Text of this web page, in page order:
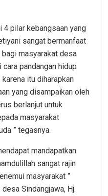
4 pilar kebangsaan yang
sangat bermanfaat
masyarakat desa
pandangan hidup
itu diharapkan
yang disampaikan oleh
berlanjut untuk
masyarakat
” tegasnya.
mandapatkan
sangat rajin
masyarakat ”
Sindangjawa, Hj.